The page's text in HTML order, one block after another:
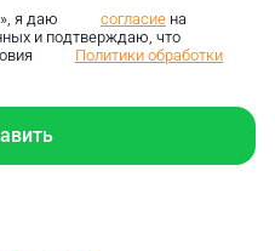
для создания и
программ,
экраном
станка. Система
языки
Siemens (Германия)
ротора,
я даю согласие на
и подтверждаю, что
Политики обработки